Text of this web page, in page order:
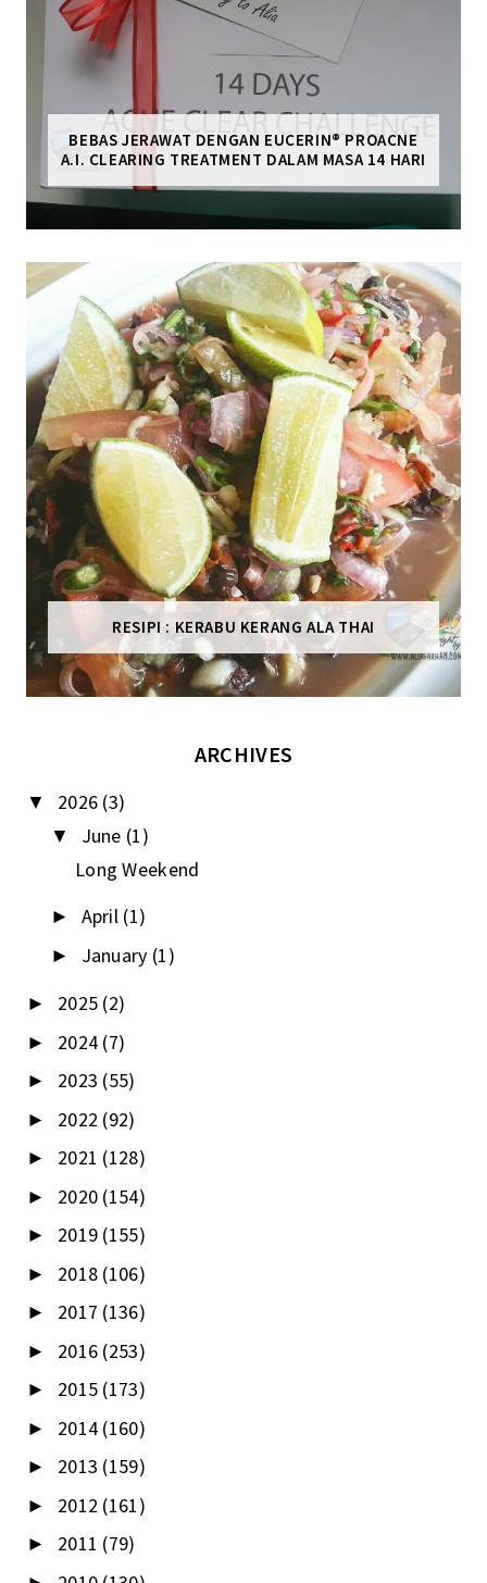
BEBAS JERAWAT DENGAN EUCERIN® PROACNE
A.I. CLEARING TREATMENT DALAM MASA 14 HARI
RESIPI : KERABU KERANG ALA THAI
ARCHIVES
▼ 2026 (3)
▼ June (1)
Long Weekend
► April (1)
► January (1)
► 2025 (2)
► 2024 (7)
► 2023 (55)
► 2022 (92)
► 2021 (128)
► 2020 (154)
► 2019 (155)
► 2018 (106)
► 2017 (136)
► 2016 (253)
► 2015 (173)
► 2014 (160)
► 2013 (159)
► 2012 (161)
► 2011 (79)